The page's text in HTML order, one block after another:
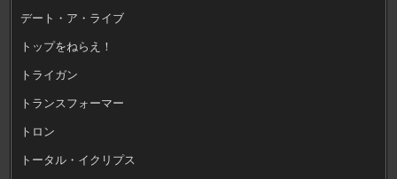
デート・ア・ライブ
トップをねらえ！
トライガン
トランスフォーマー
トロン
トータル・イクリプス